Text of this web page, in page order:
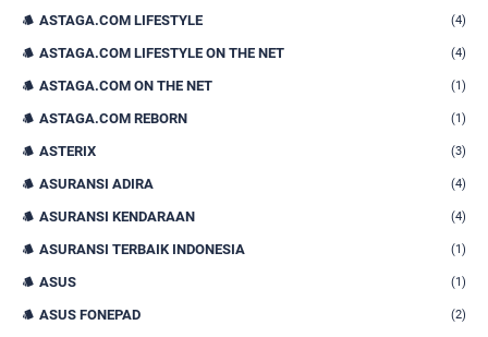
ASTAGA.COM LIFESTYLE (4)
ASTAGA.COM LIFESTYLE ON THE NET (4)
ASTAGA.COM ON THE NET (1)
ASTAGA.COM REBORN (1)
ASTERIX (3)
ASURANSI ADIRA (4)
ASURANSI KENDARAAN (4)
ASURANSI TERBAIK INDONESIA (1)
ASUS (1)
ASUS FONEPAD (2)